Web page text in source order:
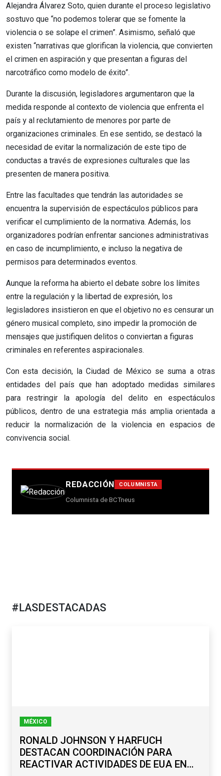
Alejandra Álvarez Soto, quien durante el proceso legislativo
sostuvo que “no podemos tolerar que se fomente la
violencia o se solape el crimen”. Asimismo, señaló que
existen “narrativas que glorifican la violencia, que convierten
el crimen en aspiración y que presentan a figuras del
narcotráfico como modelo de éxito”.
Durante la discusión, legisladores argumentaron que la
medida responde al contexto de violencia que enfrenta el
país y al reclutamiento de menores por parte de
organizaciones criminales. En ese sentido, se destacó la
necesidad de evitar la normalización de este tipo de
conductas a través de expresiones culturales que las
presenten de manera positiva.
Entre las facultades que tendrán las autoridades se
encuentra la supervisión de espectáculos públicos para
verificar el cumplimiento de la normativa. Además, los
organizadores podrían enfrentar sanciones administrativas
en caso de incumplimiento, e incluso la negativa de
permisos para determinados eventos.
Aunque la reforma ha abierto el debate sobre los límites
entre la regulación y la libertad de expresión, los
legisladores insistieron en que el objetivo no es censurar un
género musical completo, sino impedir la promoción de
mensajes que justifiquen delitos o conviertan a figuras
criminales en referentes aspiracionales.
Con esta decisión, la Ciudad de México se suma a otras
entidades del país que han adoptado medidas similares
para restringir la apología del delito en espectáculos
públicos, dentro de una estrategia más amplia orientada a
reducir la normalización de la violencia en espacios de
convivencia social.
REDACCIÓN COLUMNISTA
Columnista de BCTneus
#LASDESTACADAS
MÉXICO
RONALD JOHNSON Y HARFUCH
DESTACAN COORDINACIÓN PARA
REACTIVAR ACTIVIDADES DE EUA EN